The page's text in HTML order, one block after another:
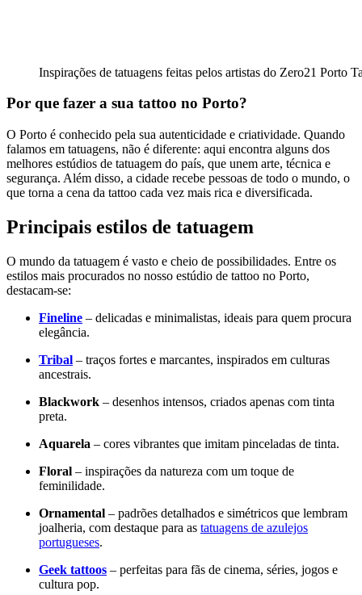
Inspirações de tatuagens feitas pelos artistas do Zero21 Porto
Por que fazer a sua tattoo no Porto?
O Porto é conhecido pela sua autenticidade e criatividade. Quando
falamos em tatuagens, não é diferente: aqui encontra alguns dos
melhores estúdios de tatuagem do país, que unem arte, técnica e
segurança. Além disso, a cidade recebe pessoas de todo o mundo, o
que torna a cena da tattoo cada vez mais rica e diversificada.
Principais estilos de tatuagem
O mundo da tatuagem é vasto e cheio de possibilidades. Entre os
estilos mais procurados no nosso estúdio de tattoo no Porto,
destacam-se:
Fineline – delicadas e minimalistas, ideais para quem procura
elegância.
Tribal – traços fortes e marcantes, inspirados em culturas
ancestrais.
Blackwork – desenhos intensos, criados apenas com tinta
preta.
Aquarela – cores vibrantes que imitam pinceladas de tinta.
Floral – inspirações da natureza com um toque de
feminilidade.
Ornamental – padrões detalhados e simétricos que lembram
joalheria, com destaque para as tatuagens de azulejos
portugueses.
Geek tattoos – perfeitas para fãs de cinema, séries, jogos e
cultura pop.